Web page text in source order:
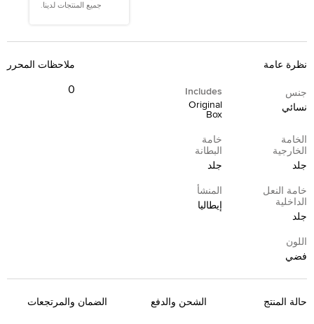
جميع المنتجات لدينا.
نظرة عامة
جنس
نسائي
Includes
Original
Box
الخامة
الخارجية
جلد
خامة
البطانة
جلد
خامة النعل
الداخلية
جلد
المنشأ
إيطاليا
اللون
فضي
ملاحظات المحرر
0
حالة المنتج الشحن والدفع الضمان والمرتجعات